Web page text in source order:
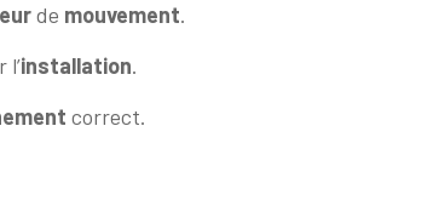
de mouvement.
l’installation.
correct.